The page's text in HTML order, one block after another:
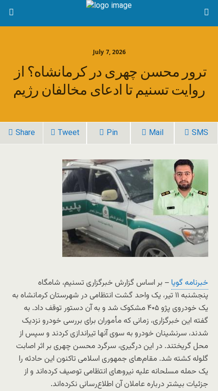
July 7, 2026
روایت تسنیم تا ادعای مخالفان رژیم
Share Tweet Pin Mail SMS
خبرنامه گویا – بر اساس گزارش خبرگزاری تسنیم، شامگاه
پنجشنبه ۱۱ تیر، یک واحد گشت انتظامی در شهرستان کرمانشاه به
یک خودروی پژو ۴۰۵ مشکوک شد و به آن دستور توقف داد. به
گفته این خبرگزاری، زمانی که مأموران برای بررسی خودرو نزدیک
شدند، سرنشینان خودرو به سوی آنها تیراندازی کردند و سپس از
محل گریختند. در این درگیری، سرگرد محسن چهری بر اثر اصابت
گلوله کشته شد. مقام‌های جمهوری اسلامی تاکنون این حادثه را
یک حمله مسلحانه علیه نیروهای انتظامی توصیف کرده‌اند و از
جزئیات بیشتر درباره عاملان آن اطلاع‌رسانی نکرده‌اند.